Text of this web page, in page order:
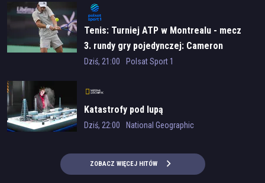
Tenis: Turniej ATP w Montrealu - mecz
3. rundy gry pojedynczej: Cameron
Norrie - Alex de Minaur
Dziś, 21:00 Polsat Sport 1
Katastrofy pod lupą
Dziś, 22:00 National Geographic
ZOBACZ WIĘCEJ HITÓW